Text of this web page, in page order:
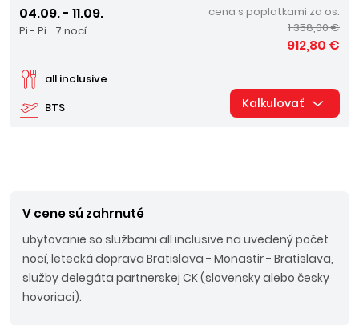
04.09. - 11.09.
Pi - Pi 7 nocí
BTS
all inclusive
cena s poplatkami za os.
1 358,00 €
912,80 €
Kalkulovať
V cene sú zahrnuté
ubytovanie so službami all inclusive na uvedený počet
nocí, letecká doprava Bratislava - Monastir - Bratislava,
služby delegáta partnerskej CK (slovensky alebo česky
hovoriaci).